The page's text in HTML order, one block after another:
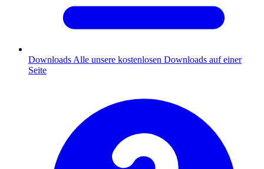
Downloads Alle unsere kostenlosen Downloads auf einer
Seite